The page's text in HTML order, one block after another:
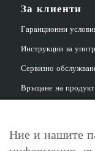
За клиенти
Гаранционни
Инструкции за
Сервизно
Връщане на продукт
Ние и нашите